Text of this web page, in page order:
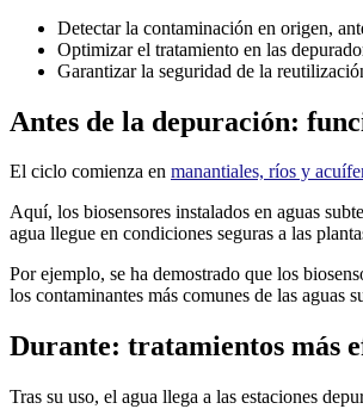
Detectar la contaminación en origen,
Optimizar el tratamiento en las
Garantizar la seguridad de la
Antes de la depuración:
El ciclo comienza en manantiales, ríos y
Aquí, los biosensores instalados en aguas
agua llegue en condiciones seguras a las
Por ejemplo, se ha demostrado que los
los contaminantes más comunes de las aguas
Durante: tratamientos más
Tras su uso, el agua llega a las estaciones